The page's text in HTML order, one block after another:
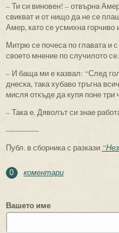
– Ти си виновен! – отвърна
свикват и от нищо да не се
Амер, като се усмихна
Митрю се почеса по главата и
своето мнение по случилото се.
– И баща ми е казвал: “След
днеска, така хубаво тръгна
мисля откъде да купя поне
– Така е. Дяволът си знае
--------------
Публ. в сборника с разкази
0 коментари
Вашето име